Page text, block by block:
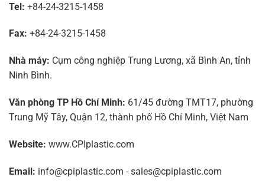
Tel: +84-24-3215-1458
Fax: +84-24-3215-1458
Nhà máy: Cụm công nghiệp Trung Lương, xã Bình An, tỉnh
Ninh Bình.
Văn phòng TP Hồ Chí Minh: 61/45 đường TMT17, phường
Trung Mỹ Tây, Quận 12, thành phố Hồ Chí Minh, Việt Nam
Website: www.CPIplastic.com
Email: info@cpiplastic.com - sales@cpiplastic.com